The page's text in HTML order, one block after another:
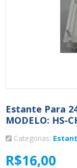
Estante Para
MODELO: HS-
Categorias:
R$16,00